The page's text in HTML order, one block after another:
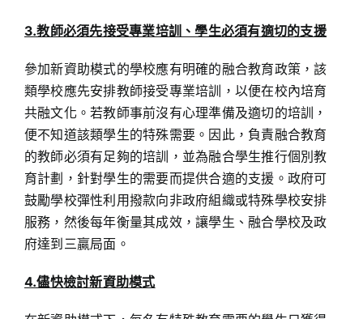
3.教師必須先接受專業培訓、學生必須有適切的支援
參加新資助模式的學校應有明確的融合教育政策，該
類學校應先安排教師接受專業培訓，以便在校內培育
共融文化。若教師事前沒有心理準備及適切的培訓，
便不知道該類學生的特殊需要。因此，負責融合教育
的教師必須有足夠的培訓，並為融合學生推行個別教
育計劃，針對學生的需要而提供合適的支援。政府可
鼓勵學校彈性利用撥款向非政府組織或特殊學校安排
服務，然後每年衡量其成效，讓學生、融合學校及政
府達到三贏局面。
4.儘快檢討新資助模式